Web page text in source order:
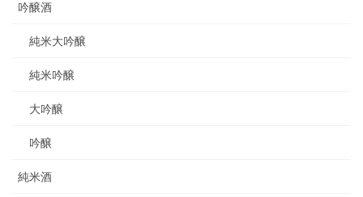
吟醸酒
純米大吟醸
純米吟醸
大吟醸
吟醸
純米酒